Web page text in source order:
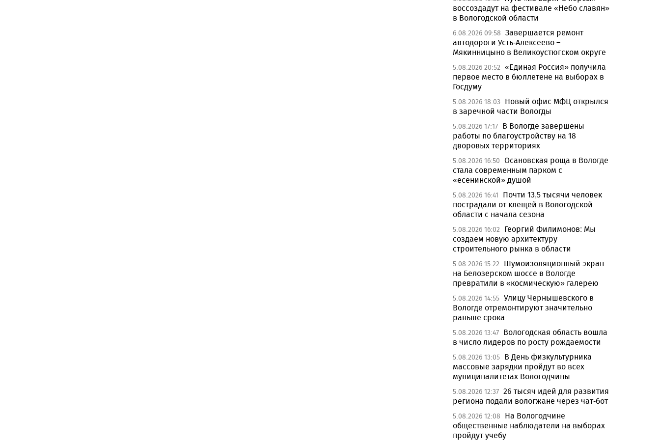
воссоздадут на фестивале «Небо славян»
в Вологодской области
6.08.2026 09:58 Завершается ремонт
автодороги Усть-Алексеево –
Мякинницыно в Великоустюгском округе
5.08.2026 20:52 «Единая Россия» получила
первое место в бюллетене на выборах в
Госдуму
5.08.2026 18:03
Новый офис МФЦ открылся
в заречной части Вологды
5.08.2026 17:17 В Вологде завершены
работы по благоустройству на 18
дворовых территориях
5.08.2026 16:50 Осановская роща в Вологде
стала современным парком с
«есенинской» душой
5.08.2026 16:41
Почти 13,5 тысячи человек
пострадали от клещей в Вологодской
области с начала сезона
5.08.2026 16:02
Георгий Филимонов: Мы
создаем новую архитектуру
строительного рынка в области
5.08.2026 15:22
Шумоизоляционный экран
на Белозерском шоссе в Вологде
превратили в «космическую» галерею
5.08.2026 14:55 Улицу Чернышевского в
Вологде отремонтируют значительно
раньше срока
5.08.2026 13:47 Вологодская область вошла
в число лидеров по росту рождаемости
5.08.2026 13:05 В День физкультурника
массовые зарядки пройдут во всех
муниципалитетах Вологодчины
5.08.2026 12:37 26 тысяч идей для развития
региона подали вологжане через чат-бот
5.08.2026 12:08
На Вологодчине
общественные наблюдатели на выборах
пройдут учебу